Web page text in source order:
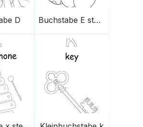
D Buchstabe E steht für Ei